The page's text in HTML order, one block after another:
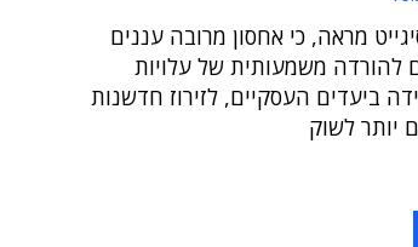
מראה, כי אחסון מרובה עננים
להורדה משמעותית של עלויות
ביעדים העסקיים, לזירוז חדשנות
יותר לשוק